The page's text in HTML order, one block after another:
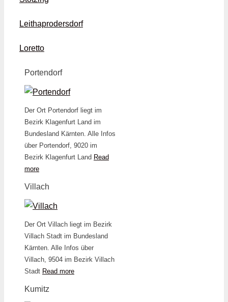
Leithaprodersdorf
Loretto
Portendorf
Der Ort Portendorf liegt im
Bezirk Klagenfurt Land im
Bundesland Kärnten. Alle Infos
über Portendorf, 9020 im
Bezirk Klagenfurt Land Read
more
Villach
Der Ort Villach liegt im Bezirk
Villach Stadt im Bundesland
Kärnten. Alle Infos über
Villach, 9504 im Bezirk Villach
Stadt Read more
Kumitz